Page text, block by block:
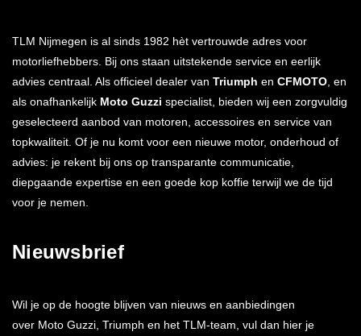
TLM Nijmegen is al sinds 1982 hèt vertrouwde adres voor
motorliefhebbers. Bij ons staan uitstekende service en eerlijk
advies centraal. Als officieel dealer van Triumph en CFMOTO, en
als onafhankelijk Moto Guzzi specialist, bieden wij een zorgvuldig
geselecteerd aanbod van motoren, accessoires en service van
topkwaliteit. Of je nu komt voor een nieuwe motor, onderhoud of
advies: je rekent bij ons op transparante communicatie,
diepgaande expertise en een goede kop koffie terwijl we de tijd
voor je nemen.
Nieuwsbrief
Wil je op de hoogte blijven van nieuws en aanbiedingen
over Moto Guzzi, Triumph en het TLM-team, vul dan hier je